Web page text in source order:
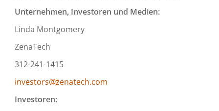
Unternehmen, Investoren und Medien:
Linda Montgomery
ZenaTech
312-241-1415
investors@zenatech.com
Investoren: